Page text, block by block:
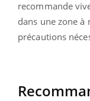
recommande
dans une zone à
précautions